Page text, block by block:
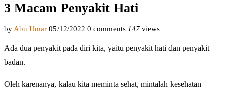
3 Macam Penyakit Hati
by Abu Umar 05/12/2022 0 comments 147 views
Ada dua penyakit pada diri kita, yaitu penyakit hati dan penyakit
badan.
Oleh karenanya, kalau kita meminta sehat, mintalah kesehatan